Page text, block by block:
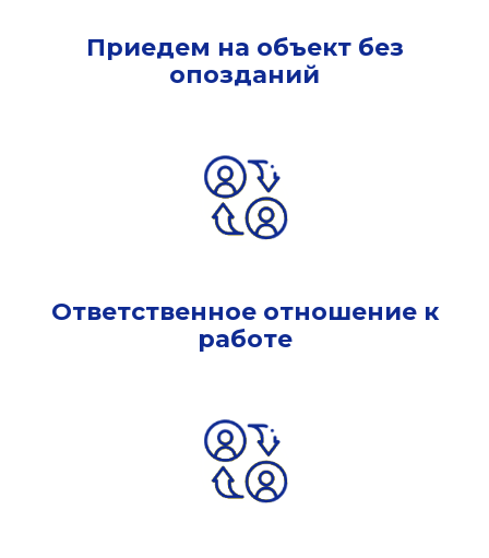
Приедем на объект без
опозданий
Ответственное отношение к
работе